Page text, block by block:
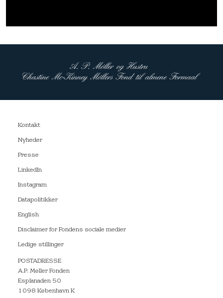
Kontakt
Nyheder
Presse
LinkedIn
Instagram
Datapolitikker
English
Disclaimer for Fondens sociale medier
Ledige stillinger
POSTADRESSE
A.P. Møller Fonden
Esplanaden 50
1098 København K